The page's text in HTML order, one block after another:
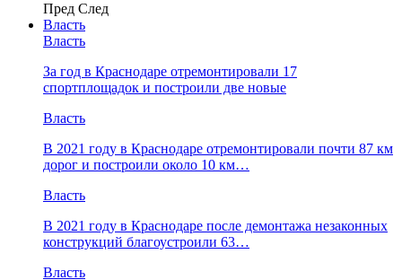
Пред След
Власть
Власть
За год в Краснодаре отремонтировали 17
спортплощадок и построили две новые
Власть
В 2021 году в Краснодаре отремонтировали почти 87 км
дорог и построили около 10 км…
Власть
В 2021 году в Краснодаре после демонтажа незаконных
конструкций благоустроили 63…
Власть